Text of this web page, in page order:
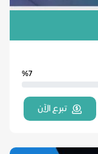
%7
تبرع الآن